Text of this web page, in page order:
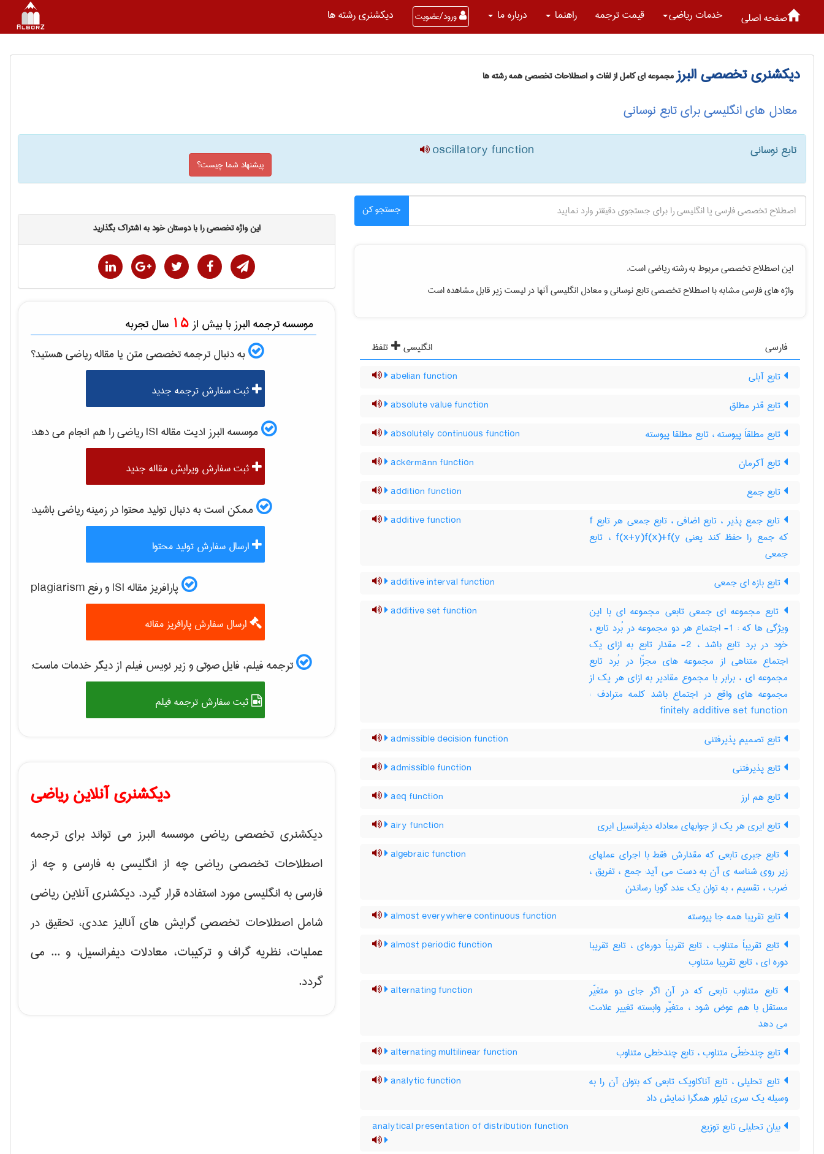
صفحه اصلی خدمات رياضی قیمت ترجمه راهنما درباره ما ورود/عضویت دیکشنری رشته ها
دیکشنری تخصصی البرزمجموعه ای کامل از لغات و اصطلاحات تخصصی همه رشته ها
معادل های انگلیسی برای تابع نوسانی
تابع نوسانی oscillatory function
پیشنهاد شما چیست؟
جستجو کن
این اصطلاح تخصصی مربوط به رشتهرياضیاست.
واژه های فارسی مشابه با اصطلاح تخصصیتابع نوسانیو معادل انگلیسی آنها در لیست زیر قابل مشاهده است
فارسی انگلیسی
تلفظ
تابع آبلی
abelian function
تابع قدر مطلق absolute value function
تابع مطلقاَ پیوسته ، تابع مطلقا پیوسته absolutely continuous function
تابع آکرمان ackermann function
تابع جمع addition function
تابع جمع پذیر ، تابع اضافی ، تابع جمعی هر تابع f
که جمع را حفظ کند یعنی f(x+y)f(x)+f(y ، تابع
جمعی
additive function
تابع بازه ای جمعی additive interval function
تابع مجموعه ای جمعی تابعی مجموعه ای با این
ویژگی ها که : 1- اجتماع هر دو مجموعه در بُرد تابع ،
خود در برد تابع باشد ، 2- مقدار تابع به ازای یک
اجتماع متناهی از مجموعه های مجزّا در بُرد تابع
مجموعه ای ، برابر با مجموع مقادیر به ازای هر یک از
مجموعه های واقع در اجتماع باشد کلمه مترادف :
finitely additive set function
additive set function
تابع تصمیم پذیرفتنی admissible decision function
تابع پذیرفتنی admissible function
تابع هم ارز aeq function
تابع ایری هر یک از جوابهای معادله دیفرانسیل ایری airy function
تابع جبری تابعی که مقدارش فقط با اجرای عملهای
زیر روی شناسه ی آن به دست می آید: جمع ، تفریق ،
ضرب ، تقسیم ، به توان یک عدد گویا رساندن
algebraic function
تابع تقریبا همه جا پیوسته almost everywhere continuous function
تابع تقریباً متناوب ، تابع تقریباً دوره‌ای ، تابع تقریبا
دوره ای ، تابع تقریبا متناوب
almost periodic function
تابع متناوب تابعی که در آن اگر جای دو متغیّر
مستقل با هم عوض شود ، متغیّر وابسته تغییر علامت
می دهد
alternating function
تابع چندخطّی متناوب ، تابع چندخطی متناوب alternating multilinear function
تابع تحلیلی ، تابع آناکاویک تابعی که بتوان آن را به
وسیله یک سری تیلور همگرا نمایش داد
analytic function
بیان تحلیلی تابع توزیع analytical presentation of distribution function
این واژه تخصصی را با دوستان خود به اشتراک بگذارید
موسسه ترجمه البرز با بیش از 15 سال تجربه
به دنبال ترجمه تخصصی متن یا مقالهرياضیهستید؟
ثبت سفارش ترجمه جدید
موسسه البرز ادیت مقاله ISI رياضیرا هم انجام می دهد:
ثبت سفارش ویرایش مقاله جدید
ممکن است به دنبال تولید محتوا در زمینهرياضیباشید:
ارسال سفارش تولید محتوا
پارافریز مقاله ISI و رفع plagiarism
ارسال سفارش پارافریز مقاله
ترجمه فیلم، فایل صوتی و زیر نویس فیلم از دیگر خدمات ماست:
ثبت سفارش ترجمه فیلم
دیکشنری آنلاین ریاضی
دیکشنری تخصصی ریاضی موسسه البرز می تواند برای ترجمه
اصطلاحات تخصصی ریاضی چه از انگلیسی به فارسی و چه از
فارسی به انگلیسی مورد استفاده قرار گیرد. دیکشنری آنلاین ریاضی
شامل اصطلاحات تخصصی گرایش هایآنالیز عددی، تحقیق در
عملیات، نظریه گراف و تركیبات، معادلات دیفرانسیل، و ... می
گردد.